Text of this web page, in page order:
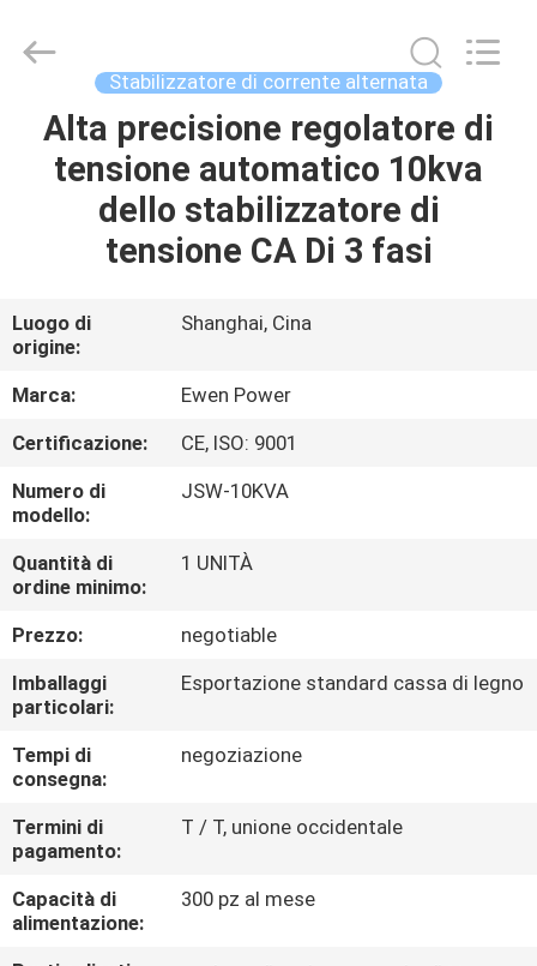
CASA.
PRODOTTI
SU
DI
NOI
VISITA
ALLA
FABBRICA
CONTROLLO
DELLA
QUALITÀ
CONTATTACI
NOTIZIE
supplier.
(Shanghai)
ECER
Stabilizzatore di corrente alternata
Alta precisione regolatore di
tensione automatico 10kva
dello stabilizzatore di
tensione CA Di 3 fasi
Luogo di
origine:
Shanghai, Cina
Marca:
Ewen Power
Certificazione:
CE, ISO: 9001
Numero di
modello:
JSW-10KVA
Quantità di
ordine minimo:
1 UNITÀ
Prezzo:
negotiable
Imballaggi
particolari:
Esportazione standard cassa di legno
Tempi di
consegna:
negoziazione
Termini di
pagamento:
T / T, unione occidentale
Capacità di
alimentazione:
300 pz al mese